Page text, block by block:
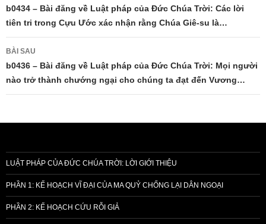
hướng
bài
viết
b0434 – Bài đăng về Luật pháp của Đức Chúa Trời: Các lời
tiên tri trong Cựu Ước xác nhận rằng Chúa Giê-su là…
BÀI SAU
b0436 – Bài đăng về Luật pháp của Đức Chúa Trời: Mọi người
nào trở thành chướng ngại cho chúng ta đạt đến Vương…
LUẬT PHÁP CỦA ĐỨC CHÚA TRỜI: LỜI GIỚI THIỆU
PHẦN 1: KẾ HOẠCH VĨ ĐẠI CỦA MA QUỶ CHỐNG LẠI DÂN NGOẠI
PHẦN 2: KẾ HOẠCH CỨU RỖI GIẢ